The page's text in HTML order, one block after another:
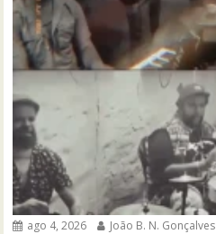
ago 4, 2026 João B. N. Gonçalves